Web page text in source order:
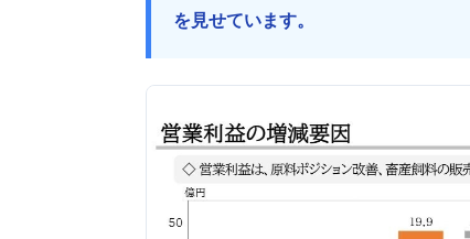
を見せています。